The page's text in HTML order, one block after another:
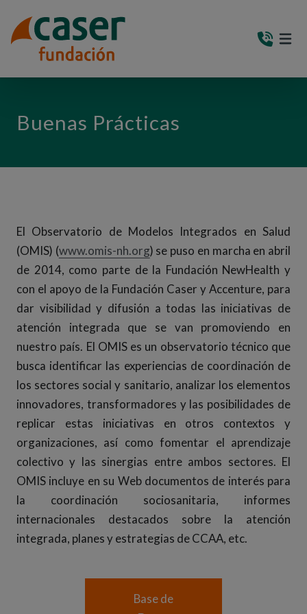
Buenas Prácticas
El Observatorio de Modelos Integrados en Salud
(OMIS) (www.omis-nh.org(Abre en nueva ventana)
) se puso en marcha en abril
de 2014, como parte de la Fundación NewHealth y
con el apoyo de la Fundación Caser y Accenture, para
dar visibilidad y difusión a todas las iniciativas de
atención integrada que se van promoviendo en
nuestro país. El OMIS es un observatorio técnico que
busca identificar las experiencias de coordinación de
los sectores social y sanitario, analizar los elementos
innovadores, transformadores y las posibilidades de
replicar estas iniciativas en otros contextos y
organizaciones, así como fomentar el aprendizaje
colectivo y las sinergias entre ambos sectores. El
OMIS incluye en su Web documentos de interés para
la coordinación sociosanitaria, informes
internacionales destacados sobre la atención
integrada, planes y estrategias de CCAA, etc.
Base de